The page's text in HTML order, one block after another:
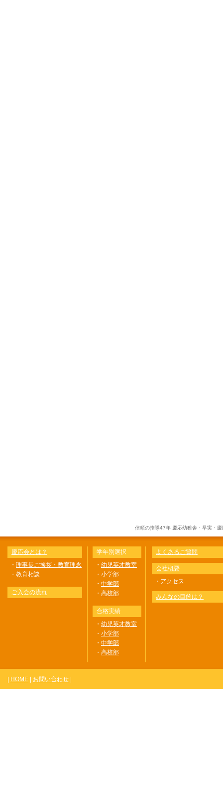
信頼の指導47年 慶応幼稚舎・早実・
慶応会とは？
・ 理事長ご挨拶・教育理念
・ 教育相談
ご入会の流れ
学年別選択
・ 幼児英才教室
・ 小学部
・ 中学部
・ 高校部
合格実績
・ 幼児英才教室
・ 小学部
・ 中学部
・ 高校部
よくあるご質問
会社概要
・ アクセス
みんなの目的は？
HOME お問い合わせ